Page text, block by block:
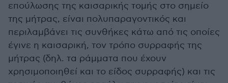
επούλωσης της καισαρικής τομής στο σημείο
της μήτρας, είναι πολυπαραγοντικός και
περιλαμβάνει τις συνθήκες κάτω από τις οποίες
έγινε η καισαρική, τον τρόπο συρραφής της
μήτρας (δηλ. τα ράμματα που έχουν
χρησιμοποιηθεί και το είδος συρραφής) και τις